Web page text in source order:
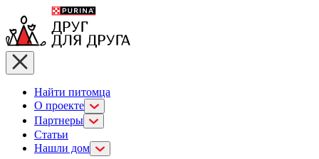
Найти питомца
О проекте
Партнеры
Статьи
Нашли дом